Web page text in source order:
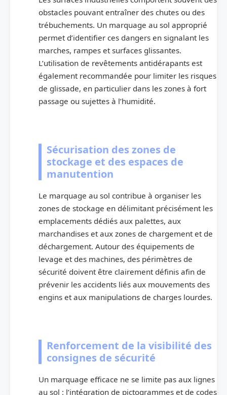
obstacles pouvant entraîner des chutes ou des
trébuchements. Un marquage au sol approprié
permet d’identifier ces dangers en signalant les
marches, rampes et surfaces glissantes.
L’utilisation de revêtements antidérapants est
également recommandée pour limiter les risques
de glissade, en particulier dans les zones à fort
passage ou sujettes à l’humidité.
Sécurisation des zones de
stockage et des espaces de
manutention
Le marquage au sol contribue à organiser les
zones de stockage en délimitant précisément les
emplacements dédiés aux palettes, aux
marchandises et aux zones de chargement et de
déchargement. Autour des équipements de
levage et des machines, des périmètres de
sécurité doivent être clairement définis afin de
prévenir les accidents liés aux mouvements des
engins et aux manipulations de charges lourdes.
Renforcement de la visibilité des
consignes de sécurité
Un marquage efficace ne se limite pas aux lignes
au sol : l’intégration de pictogrammes et de codes